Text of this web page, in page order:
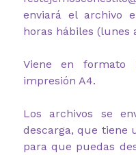
enviará el archivo
horas hábiles (lunes
Viene en formato
impresión A4.
Los archivos se
descarga, que tiene
para que puedas